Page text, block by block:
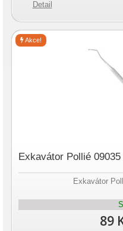
Detail
Exkavátor Pollié
Exkavátor
89
Akce!